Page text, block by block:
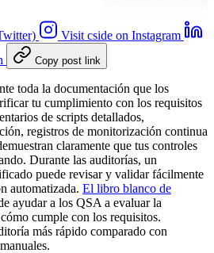
Visit cside on Instagram
Copy post link
toda la documentación que los
tu cumplimiento con los requisitos
de scripts detallados,
registros de monitorización continua
claramente que tus controles
Durante las auditorías, un
puede revisar y validar fácilmente
automatizada. El libro blanco de
ayudar a los QSA a evaluar la
cumple con los requisitos.
más rápido comparado con